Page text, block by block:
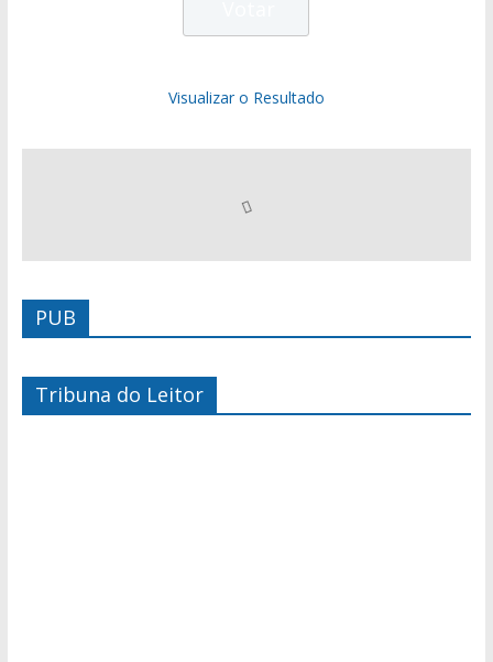
Visualizar o Resultado
PUB
Tribuna do Leitor